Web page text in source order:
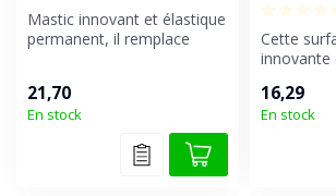
Mastic innovant et élastique
permanent, il remplace
21,70
En stock
Cette
innovante
optim...
16,29
En stock